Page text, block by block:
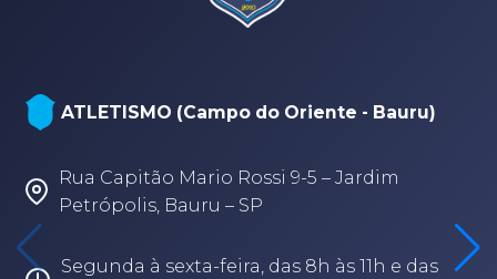
ATLETISMO (Campo do Oriente - Bauru)
Rua Capitão Mario Rossi 9-5 – Jardim
Petrópolis, Bauru – SP
Segunda à sexta-feira, das 8h às 11h e das